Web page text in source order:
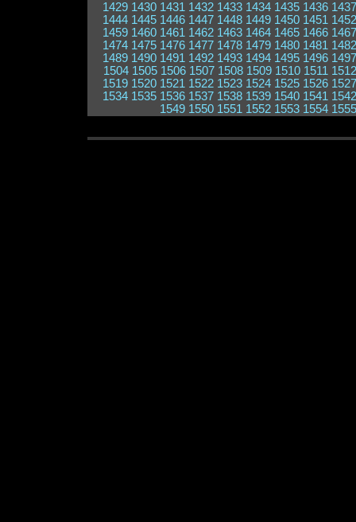
1429 1430 1431 1432 1433 1434 1435 1436 1437
1444 1445 1446 1447 1448 1449 1450 1451 1452
1459 1460 1461 1462 1463 1464 1465 1466 1467
1474 1475 1476 1477 1478 1479 1480 1481 1482
1489 1490 1491 1492 1493 1494 1495 1496 1497
1504 1505 1506 1507 1508 1509 1510 1511 1512
1519 1520 1521 1522 1523 1524 1525 1526 1527
1534 1535 1536 1537 1538 1539 1540 1541 1542
1549 1550 1551 1552 1553 1554 1555